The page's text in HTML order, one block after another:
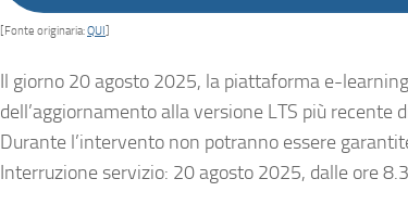
[Fonte originaria:QUI
Il giorno 20 agosto 2025, la piattaforma e-
dell’aggiornamento alla versione LTS più recente
Durante l’intervento non potranno essere
Interruzione servizio: 20 agosto 2025, dalle ore